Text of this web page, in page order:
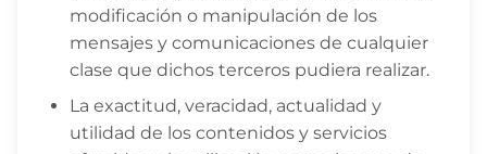
modificación o manipulación de los
mensajes y comunicaciones de cualquier
clase que dichos terceros pudiera realizar.
La exactitud, veracidad, actualidad y
utilidad de los contenidos y servicios